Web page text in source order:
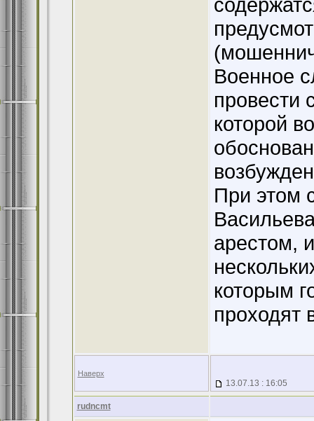
Военное
провести
которой
При этом
арестом,
которым
проходят
Наверх
13.07.13 : 16:05
rudncmt